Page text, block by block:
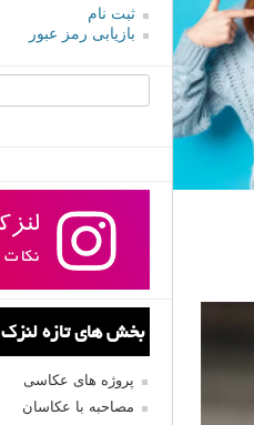
ثبت نام
بازیابی رمز عبور
بخش های تازه لنزک
پروژه های عکاسی
مصاحبه با عکاسان